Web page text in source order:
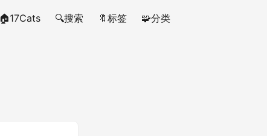
🏠17Cats 🔍搜索 🔖标签 🧩分类